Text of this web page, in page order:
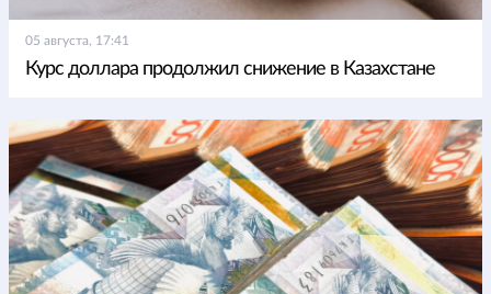
05 августа, 17:41
Курс доллара продолжил снижение в Казахстане